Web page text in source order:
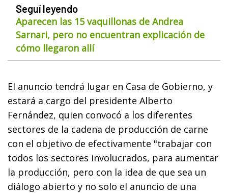
Seguí leyendo
Aparecen las 15 vaquillonas de Andrea
Sarnari, pero no encuentran explicación de
cómo llegaron allí
El anuncio tendrá lugar en Casa de Gobierno, y
estará a cargo del presidente Alberto
Fernández, quien convocó a los diferentes
sectores de la cadena de producción de carne
con el objetivo de efectivamente "trabajar con
todos los sectores involucrados, para aumentar
la producción, pero con la idea de que sea un
diálogo abierto y no solo el anuncio de una